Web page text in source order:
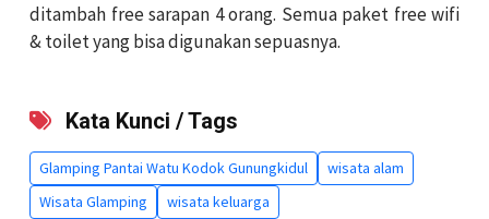
ditambah free sarapan 4 orang. Semua paket free wifi
& toilet yang bisa digunakan sepuasnya.
Kata Kunci / Tags
Glamping Pantai Watu Kodok Gunungkidul
wisata alam
Wisata Glamping
wisata keluarga